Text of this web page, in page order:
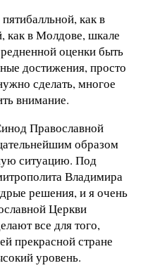
как в
как в Молдове, шкале
оценки быть
достижения, просто
сделать, многое
внимание.
Православной
образом
ситуацию. Под
Владимира
решения, и я очень
Церкви
все для того,
прекрасной стране
уровень.